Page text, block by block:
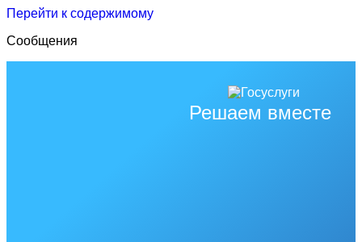
Перейти к содержимому
Сообщения
Решаем вместе